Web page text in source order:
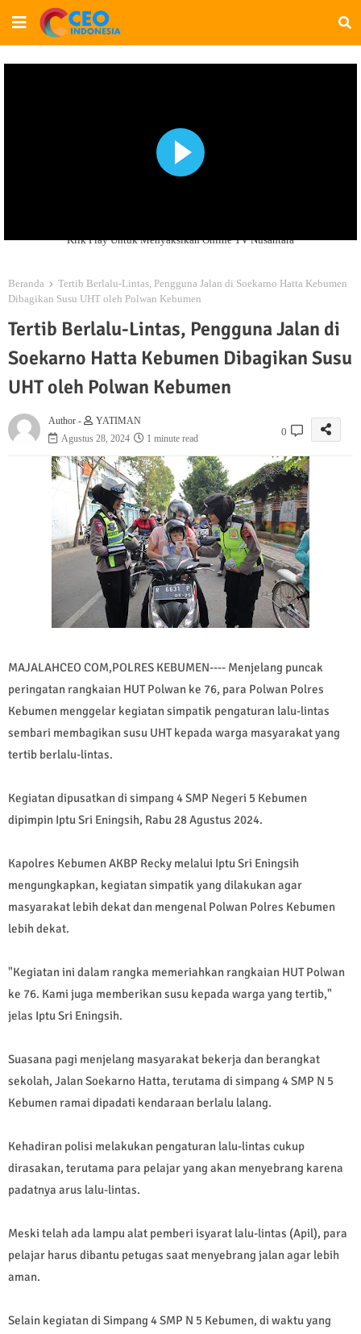
Klik Play Untuk Menyaksikan Online TV Nusantara
Beranda
Tertib Berlalu-Lintas, Pengguna Jalan di Soekarno Hatta Kebumen
Dibagikan Susu UHT oleh Polwan Kebumen
Tertib Berlalu-Lintas, Pengguna Jalan di
Soekarno Hatta Kebumen Dibagikan Susu
UHT oleh Polwan Kebumen
Author -
YATIMAN
Agustus 28, 2024
1 minute read
0
MAJALAHCEO COM,POLRES KEBUMEN---- Menjelang puncak
peringatan rangkaian HUT Polwan ke 76, para Polwan Polres
Kebumen menggelar kegiatan simpatik pengaturan lalu-lintas
sembari membagikan susu UHT kepada warga masyarakat yang
tertib berlalu-lintas.
Kegiatan dipusatkan di simpang 4 SMP Negeri 5 Kebumen
dipimpin Iptu Sri Eningsih, Rabu 28 Agustus 2024.
Kapolres Kebumen AKBP Recky melalui Iptu Sri Eningsih
mengungkapkan, kegiatan simpatik yang dilakukan agar
masyarakat lebih dekat dan mengenal Polwan Polres Kebumen
lebih dekat.
"Kegiatan ini dalam rangka memeriahkan rangkaian HUT Polwan
ke 76. Kami juga memberikan susu kepada warga yang tertib,"
jelas Iptu Sri Eningsih.
Suasana pagi menjelang masyarakat bekerja dan berangkat
sekolah, Jalan Soekarno Hatta, terutama di simpang 4 SMP N 5
Kebumen ramai dipadati kendaraan berlalu lalang.
Kehadiran polisi melakukan pengaturan lalu-lintas cukup
dirasakan, terutama para pelajar yang akan menyebrang karena
padatnya arus lalu-lintas.
Meski telah ada lampu alat pemberi isyarat lalu-lintas (Apil), para
pelajar harus dibantu petugas saat menyebrang jalan agar lebih
aman.
Selain kegiatan di Simpang 4 SMP N 5 Kebumen, di waktu yang